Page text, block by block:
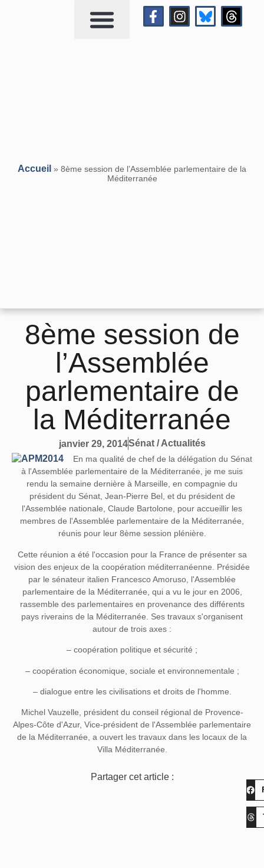
Accueil » 8ème session de l’Assemblée parlementaire de la
Méditerranée
8ème session de
l’Assemblée
parlementaire de
la Méditerranée
janvier 29, 2014Sénat / Actualités
En ma qualité de chef de la délégation du Sénat
à l'Assemblée parlementaire de la Méditerranée, je me suis
rendu la semaine dernière à Marseille, en compagnie du
président du Sénat, Jean-Pierre Bel, et du président de
l'Assemblée nationale, Claude Bartolone, pour accueillir les
membres de l'Assemblée parlementaire de la Méditerranée,
réunis pour leur 8ème session plénière.
Cette réunion a été l'occasion pour la France de présenter sa
vision des enjeux de la coopération méditerranéenne. Présidée
par le sénateur italien Francesco Amoruso, l'Assemblée
parlementaire de la Méditerranée, qui a vu le jour en 2006,
rassemble des parlementaires en provenance des différents
pays riverains de la Méditerranée. Ses travaux s'organisent
autour de trois axes :
– coopération politique et sécurité ;
– coopération économique, sociale et environnementale ;
– dialogue entre les civilisations et droits de l'homme.
Michel Vauzelle, président du conseil régional de Provence-
Alpes-Côte d'Azur, Vice-président de l'Assemblée parlementaire
de la Méditerranée, a ouvert les travaux dans les locaux de la
Villa Méditerranée.
Partager cet article :